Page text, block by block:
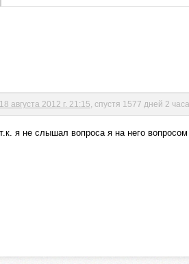
18 августа 2012 г. 21:15 , спустя 1577 дней 2
т.к. я не слышал вопроса я на него